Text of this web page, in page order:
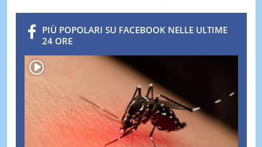
PIÙ POPOLARI SU FACEBOOK NELLE ULTIME
24 ORE